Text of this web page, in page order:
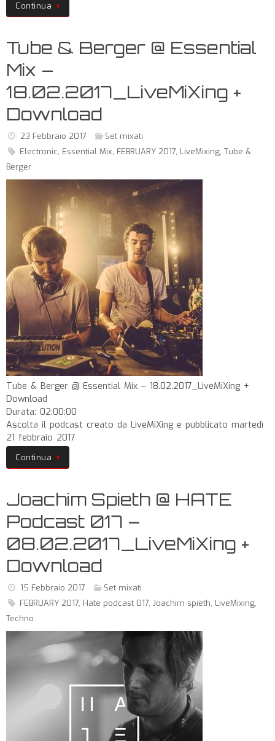
Continua
Tube & Berger @ Essential
Mix –
18.02.2017_LiveMiXing +
Download
23 Febbraio 2017
Set mixati
Electronic, Essential Mix, FEBRUARY 2017, LiveMixing, Tube &
Berger
Tube & Berger @ Essential Mix – 18.02.2017_LiveMiXing +
Download
Durata: 02:00:00
Ascolta il podcast creato da LiveMiXing e pubblicato martedì
21 febbraio 2017
Continua
Joachim Spieth @ HATE
Podcast 017 –
08.02.2017_LiveMiXing +
Download
15 Febbraio 2017
Set mixati
FEBRUARY 2017, Hate podcast 017, Joachim spieth, LiveMixing,
Techno